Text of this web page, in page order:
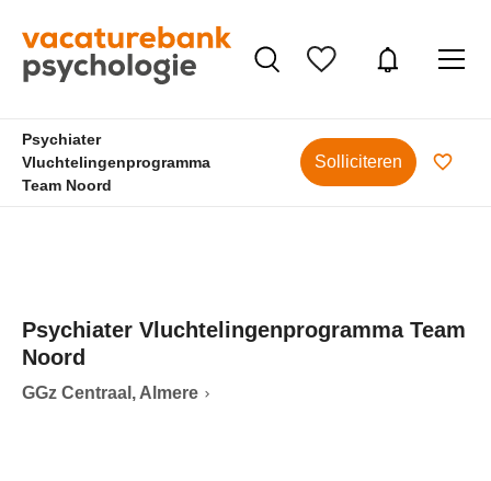
Psychiater
Vluchtelingenprogramma
Team Noord
Solliciteren
Psychiater Vluchtelingenprogramma Team
Noord
GGz Centraal, Almere